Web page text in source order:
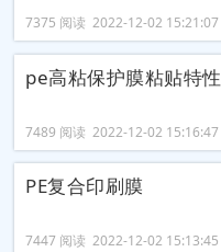
7375 阅读 2022-12-02 15:21:07
pe高粘保护膜粘贴特性
7489 阅读 2022-12-02 15:16:47
PE复合印刷膜
7447 阅读 2022-12-02 15:13:45